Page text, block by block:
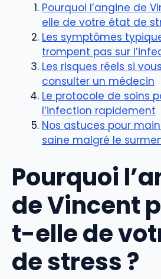
Pourquoi l’angine de
elle de votre état de
Les symptômes
trompent pas sur
Les risques réels si
consulter un médecin
Le protocole de soins
l’infection rapidement
Nos astuces pour
saine malgré le
Pourquoi
de Vincent
t-elle de
de stress ?